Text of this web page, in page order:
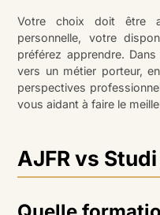
Votre choix doit être
personnelle, votre
préférez apprendre.
vers un métier porteur,
perspectives
vous aidant à faire le
AJFR vs Studi